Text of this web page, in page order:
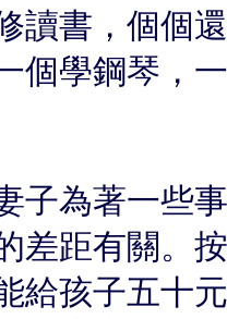
讀書，個個
個學鋼琴，
子為著一些
差距有關。
給孩子五十